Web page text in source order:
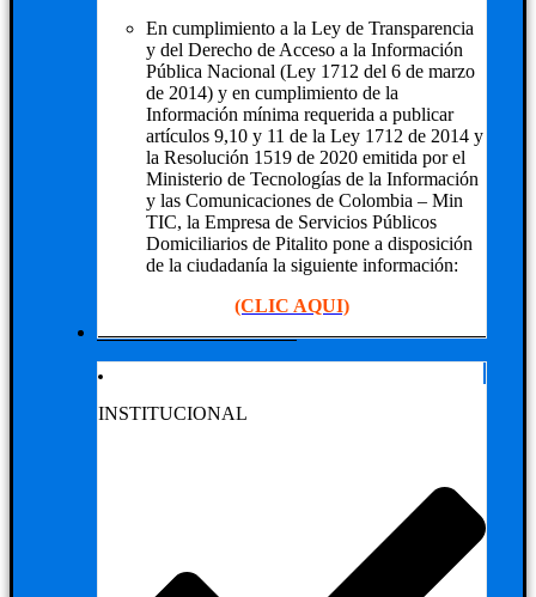
En cumplimiento a la Ley de Transparencia
y del Derecho de Acceso a la Información
Pública Nacional (Ley 1712 del 6 de marzo
de 2014) y en cumplimiento de la
Información mínima requerida a publicar
artículos 9,10 y 11 de la Ley 1712 de 2014 y
la Resolución 1519 de 2020 emitida por el
Ministerio de Tecnologías de la Información
y las Comunicaciones de Colombia – Min
TIC, la Empresa de Servicios Públicos
Domiciliarios de Pitalito pone a disposición
de la ciudadanía la siguiente información:
(CLIC AQUI)
NUESTRA EMPRESA
INSTITUCIONAL